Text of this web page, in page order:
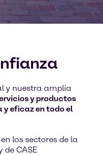
y nuestra amplia
y productos
y eficaz en todo el
en los sectores de la
CASE